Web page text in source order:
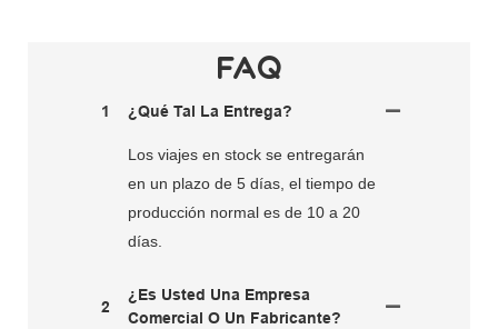
FAQ
1 ¿Qué Tal La Entrega?
Los viajes en stock se entregarán
en un plazo de 5 días, el tiempo de
producción normal es de 10 a 20
días.
2
¿Es Usted Una Empresa
Comercial O Un Fabricante?